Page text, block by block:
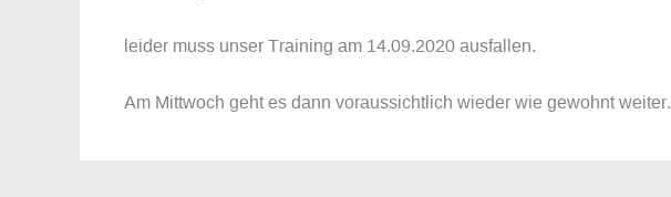
leider muss unser Training am 14.09.2020 ausfallen.
Am Mittwoch geht es dann voraussichtlich wieder wie gewohnt weiter.